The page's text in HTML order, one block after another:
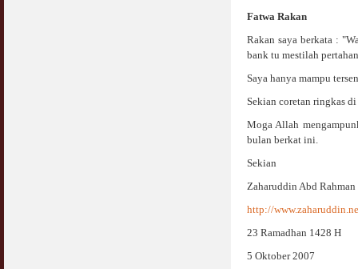
Fatwa Rakan
Rakan saya berkata :
bank tu mestilah
Saya hanya mampu
Sekian coretan ringkas
Moga Allah
bulan berkat ini.
Sekian
Zaharuddin Abd Rahman
http://
23 Ramadhan 1428 H
5 Oktober 2007